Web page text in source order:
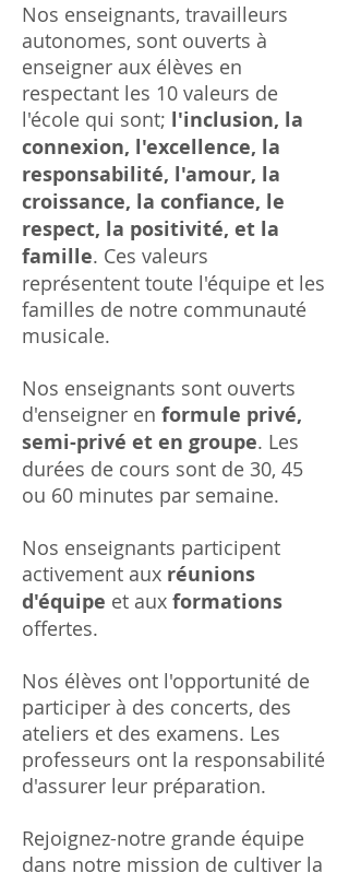
Nos enseignants, travailleurs
autonomes, sont ouverts à
enseigner aux élèves en
respectant les 10 valeurs de
l'école qui sont; l'inclusion, la
connexion, l'excellence, la
responsabilité, l'amour, la
croissance, la confiance, le
respect, la positivité, et la
famille. Ces valeurs
représentent toute l'équipe et les
familles de notre communauté
musicale.
Nos enseignants sont ouverts
d'enseigner en formule privé,
semi-privé et en groupe. Les
durées de cours sont de 30, 45
ou 60 minutes par semaine.
Nos enseignants participent
activement aux réunions
d'équipe et aux formations
offertes.
Nos élèves ont l'opportunité de
participer à des concerts, des
ateliers et des examens. Les
professeurs ont la responsabilité
d'assurer leur préparation.
Rejoignez-notre grande équipe
dans notre mission de cultiver la